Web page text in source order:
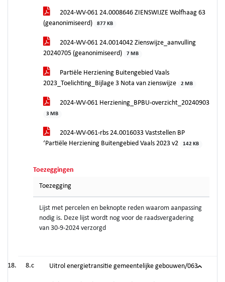
2024-WV-061 24.0008646 ZIENSWIJZE Wolfhaag 63
(geanonimiseerd)
877 KB
2024-WV-061 24.0014042 Zienswijze_aanvulling
20240705 (geanonimiseerd)
7 MB
Partiële Herziening Buitengebied Vaals
2023_Toelichting_Bijlage 3 Nota van zienswijze
2 MB
2024-WV-061 Herziening_BPBU-overzicht_20240903
3 MB
2024-WV-061-rbs 24.0016033 Vaststellen BP
‘Partiële Herziening Buitengebied Vaals 2023 v2
142 KB
Toezeggingen
Toezegging
Lijst met percelen en beknopte reden waarom aanpassing
nodig is. Deze lijst wordt nog voor de raadsvergadering
van 30-9-2024 verzorgd
8.c Uitrol energietransitie gemeentelijke gebouwen/063